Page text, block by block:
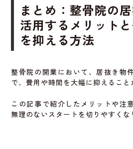
その結果、効率的に集客ができるよ
実際に現地を見て動線
物件選びでは、ネット情報だけで
行うことが大切です
施術室の広さ、受付の配置、動線
まとめ：整骨院の
活用するメリット
を抑える方法
整骨院の開業において、居抜き物
で、費用や時間を大幅に抑えること
この記事で紹介したメリットや注
無理のないスタートを切りやすくな